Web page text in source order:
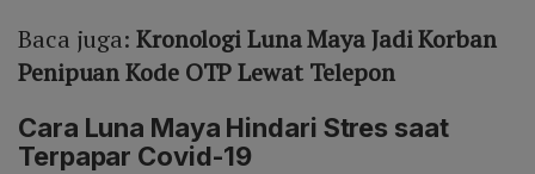
Baca juga: Kronologi Luna Maya Jadi Korban
Penipuan Kode OTP Lewat Telepon
Cara Luna Maya Hindari Stres saat
Terpapar Covid-19